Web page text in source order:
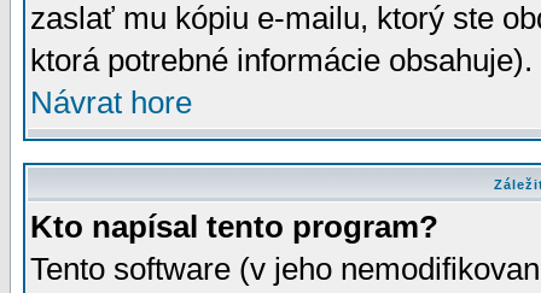
zaslať mu kópiu e-mailu, ktorý ste
ktorá potrebné informácie
Návrat hore
Kto napísal tento program?
Tento software (v jeho